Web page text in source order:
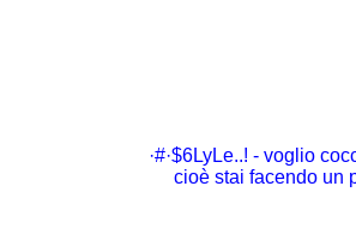
·#·$6LyLe..! - voglio
cioè stai facendo un